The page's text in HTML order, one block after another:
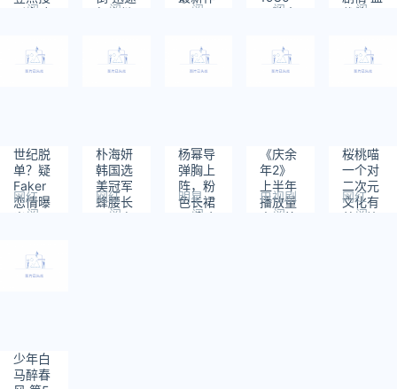
别拿孩
婚姻借
阅
起身继
应：没
阅
阅
品牌大
阅
18
栽使用
色出
演！
阅
59
世纪脱
单？疑
Faker
恋情曝
光！网
该谈了
网红
阅
367
朴海妍
韩国选
美冠军
蜂腰长
腿，身
网红
阅
杨幂导
弹胸上
阵，粉
色长裙
尽秀玲
明星
阅
《庆余
年2》
上半年
播放量
中国第
电视剧
阅
桜桃喵
一个对
二次元
文化有
着无比
网红
阅
少年白
马醉春